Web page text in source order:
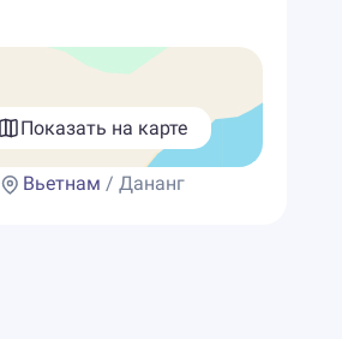
Показать на карте
Вьетнам / Дананг